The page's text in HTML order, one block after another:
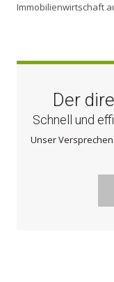
Immobilienwirtschaft
Der
Schnell und
Unser